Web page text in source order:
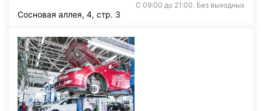
С 09:00 до 21:00. Без выходных
Сосновая аллея, 4, стр. 3